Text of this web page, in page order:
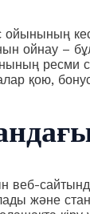
ойнау – бұл
ресми
қою,
сайтында
және